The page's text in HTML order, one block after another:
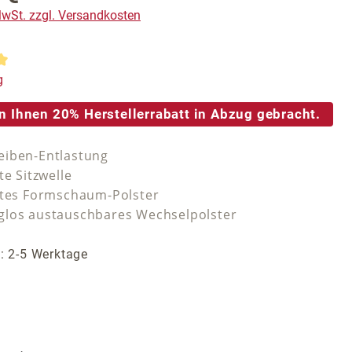
zzgl. Versandkosten
Bewertung von 5 von 5 Sternen
Ihnen 20% Herstellerrabatt in Abzug gebracht.
Entlastung
Sitzwelle
Formschaum-Polster
austauschbares Wechselpolster
2-5 Werktage